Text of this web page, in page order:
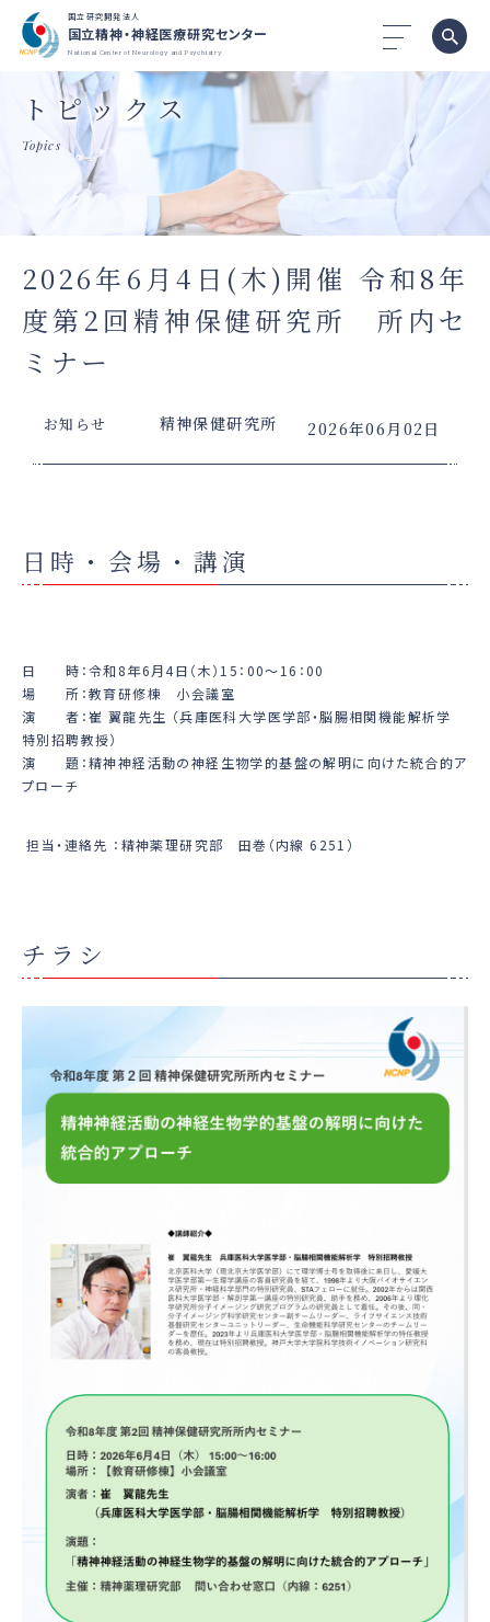
国立研究開発法人
国立精神・神経医療研究センター
National Center of Neurology and Psychiatry
トピックス
Topics
2026年6月4日(木)開催 令和8年
度第2回精神保健研究所 所内セ
ミナー
お知らせ 精神保健研究所 2026年06月02日
日時・会場・講演
日 時：令和8年6月4日（木）15：00～16：00
場 所：教育研修棟 小会議室
演 者：崔 翼龍先生 （兵庫医科大学医学部・脳腸相関機能解析学
特別招聘教授）
演 題：精神神経活動の神経生物学的基盤の解明に向けた統合的ア
プローチ
担当・連絡先 ：精神薬理研究部 田巻（内線 6251）
チラシ